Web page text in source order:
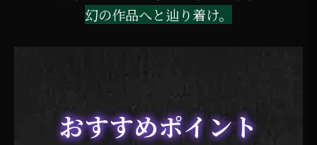
幻の作品へと辿り着け。
おすすめポイント